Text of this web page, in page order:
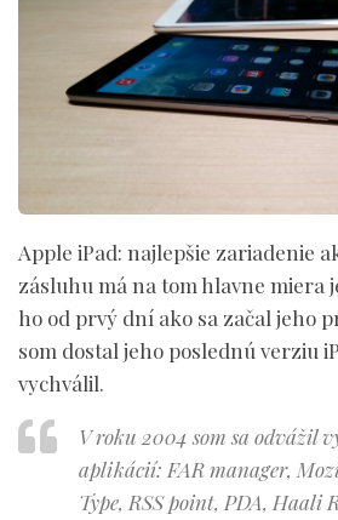
Apple iPad: najlepšie zariadenie
zásluhu má na tom hlavne miera
ho od prvý dní ako sa začal jeho
som dostal jeho poslednú verziu
vychválil.
V roku 2004 som sa odvážil
aplikácií: FAR manager,
Type, RSS point, PDA, Haali